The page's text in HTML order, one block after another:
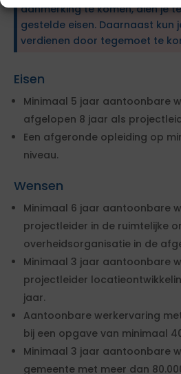
aanmerking te komen, dien je
gestelde eisen. Daarnaast kun
verdienen door tegemoet te
Eisen
Minimaal 5 jaar aantoonbare
afgelopen 8 jaar als
Een afgeronde opleiding op
niveau.
Wensen
Minimaal 6 jaar aantoonbare
projectleider in de ruimtelijke
overheidsorganisatie in de
Minimaal 3 jaar aantoonbare
projectleider
jaar.
Aantoonbare werkervaring
bij een opgave van minimaal
Minimaal 3 jaar aantoonbare
gemeente met meer dan